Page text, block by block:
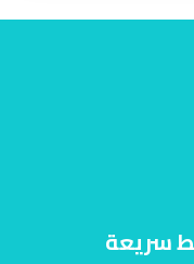
سريعة